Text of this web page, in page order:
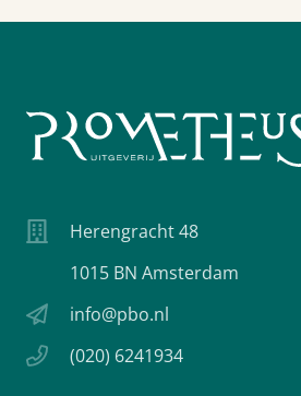
Herengracht 48
1015 BN Amsterdam
info@pbo.nl
(020) 6241934